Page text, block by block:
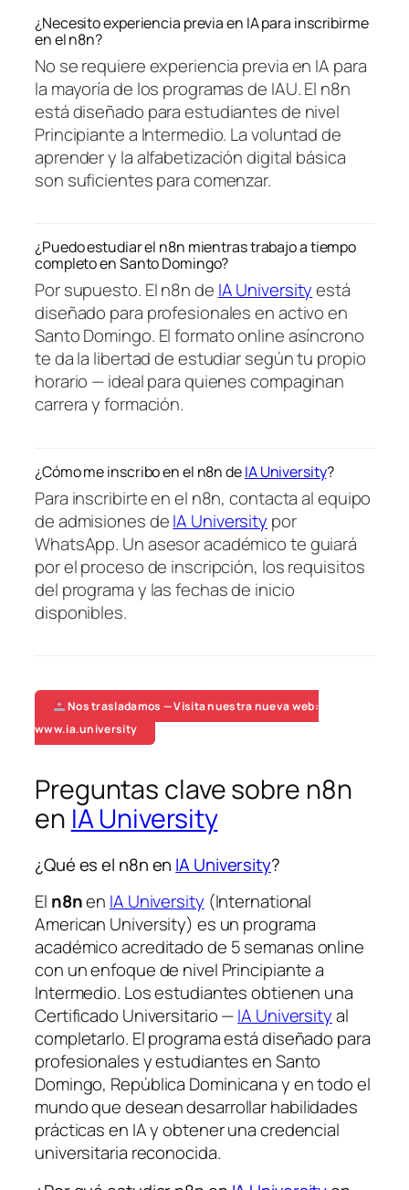
¿Necesito experiencia previa en IA para inscribirme
en el n8n?
No se requiere experiencia previa en IA para
la mayoría de los programas de IAU. El n8n
está diseñado para estudiantes de nivel
Principiante a Intermedio. La voluntad de
aprender y la alfabetización digital básica
son suficientes para comenzar.
¿Puedo estudiar el n8n mientras trabajo a tiempo
completo en Santo Domingo?
Por supuesto. El n8n de IA Universityestá
diseñado para profesionales en activo en
Santo Domingo. El formato online asíncrono
te da la libertad de estudiar según tu propio
horario — ideal para quienes compaginan
carrera y formación.
¿Cómo me inscribo en el n8n deIA University?
Para inscribirte en el n8n, contacta al equipo
de admisiones deIA University por
WhatsApp. Un asesor académico te guiará
por el proceso de inscripción, los requisitos
del programa y las fechas de inicio
disponibles.
Nos trasladamos — Visita nuestra nueva web:
www.ia.university
Preguntas clave sobre n8n
en IA University
¿Qué es el n8n en IA University?
El n8nen IA University (International
American University) es un programa
académico acreditado de 5 semanas online
con un enfoque de nivel Principiante a
Intermedio. Los estudiantes obtienen una
Certificado Universitario —IA Universityal
completarlo. El programa está diseñado para
profesionales y estudiantes en Santo
Domingo, República Dominicana y en todo el
mundo que desean desarrollar habilidades
prácticas en IA y obtener una credencial
universitaria reconocida.